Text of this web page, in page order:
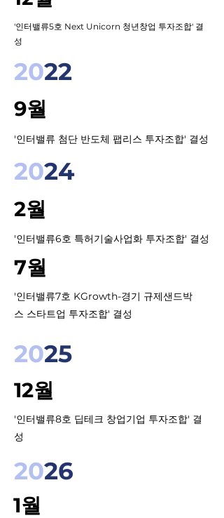
'인터밸류5호 Next Unicorn 청년창업 투자조합' 결
성
2022
9월
'인터밸류 첨단 반도체 팹리스 투자조합' 결성
2024
2월
'인터밸류6호 특허기술사업화 투자조합' 결성
7월
'인터밸류7호 KGrowth-경기 규제샌드박
스 스타트업 투자조합' 결성
2025
12월
'인터밸류8호 딥테크 창업기업 투자조합' 결
성
2026
1월